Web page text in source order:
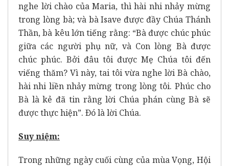
nghe lời chào của Maria, thì hài nhi nhảy mừng
trong lòng bà; và bà Isave được đầy Chúa Thánh
Thần, bà kêu lớn tiếng rằng: “Bà được chúc phúc
giữa các người phụ nữ, và Con lòng Bà được
chúc phúc. Bởi đâu tôi được Mẹ Chúa tôi đến
viếng thăm? Vì này, tai tôi vừa nghe lời Bà chào,
hài nhi liền nhảy mừng trong lòng tôi. Phúc cho
Bà là kẻ đã tin rằng lời Chúa phán cùng Bà sẽ
được thực hiện”. Ðó là lời Chúa.
Suy niệm:
Trong những ngày cuối cùng của mùa Vọng, Hội